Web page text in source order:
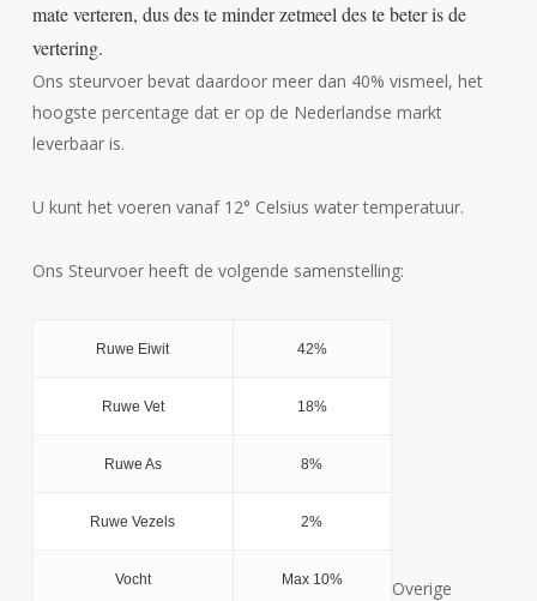
mate verteren, dus des te minder zetmeel des te beter is de
vertering.
Ons steurvoer bevat daardoor meer dan 40% vismeel, het
hoogste percentage dat er op de Nederlandse markt
leverbaar is.
U kunt het voeren vanaf 12° Celsius water temperatuur.
Ons Steurvoer heeft de volgende samenstelling:
Ruwe Eiwit 42%
Ruwe Vet 18%
Ruwe As 8%
Ruwe Vezels 2%
Vocht Max 10%
Overige